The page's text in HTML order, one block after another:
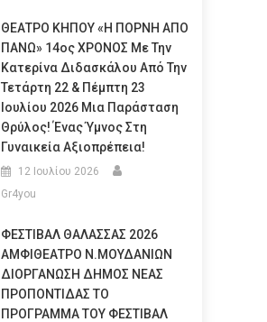
ΘΕΑΤΡΟ ΚΗΠΟΥ «Η ΠΟΡΝΗ ΑΠΟ
ΠΑΝΩ» 14ος ΧΡΟΝΟΣ Με Την
Κατερίνα Διδασκάλου Από Την
Τετάρτη 22 & Πέμπτη 23
Ιουλίου 2026 Μια Παράσταση
Θρύλος! Ένας Ύμνος Στη
Γυναικεία Αξιοπρέπεια!
12 Ιουλίου 2026
Gr4you
ΦΕΣΤΙΒΑΛ ΘΑΛΑΣΣΑΣ 2026
ΑΜΦΙΘΕΑΤΡΟ Ν.ΜΟΥΔΑΝΙΩΝ
ΔΙΟΡΓΑΝΩΣΗ ΔΗΜΟΣ ΝΕΑΣ
ΠΡΟΠΟΝΤΙΔΑΣ ΤΟ
ΠΡΟΓΡΑΜΜΑ ΤΟΥ ΦΕΣΤΙΒΑΛ